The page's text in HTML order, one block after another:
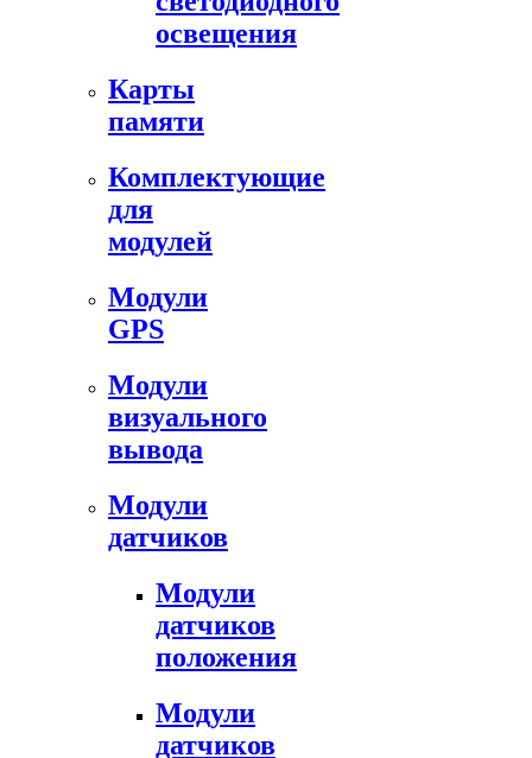
освещения
Карты
памяти
Комплектующие
для
модулей
Модули
GPS
Модули
визуального
вывода
Модули
датчиков
Модули
датчиков
положения
Модули
датчиков